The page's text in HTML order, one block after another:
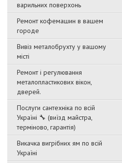
варильних поверхонь
Ремонт кофемашин в вашем
городе
Вивіз металобрухту у вашому
місті
Ремонт і регулювання
металопластикових вікон,
дверей.
Послуги сантехніка по всій
Україні 🔧 (виїзд майстра,
терміново, гарантія)
Викачка вигрібних ям по всій
Україні